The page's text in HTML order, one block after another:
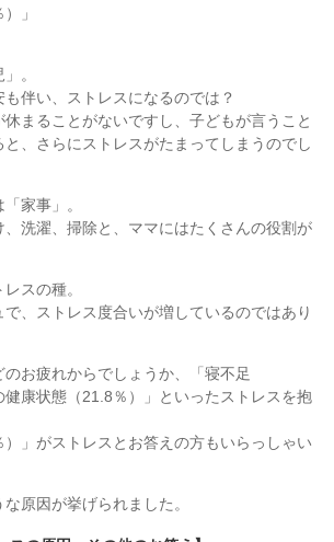
」
。
伴い、ストレスになるのでは？
まることがないですし、子どもが言うこと
、さらにストレスがたまってしまうのでし
家事」。
洗濯、掃除と、ママにはたくさんの役割が
スの種。
、ストレス度合いが増しているのではあり
のお疲れからでしょうか、「寝不足
健康状態（21.8％）」といったストレスを抱
）」がストレスとお答えの方もいらっしゃい
原因が挙げられました。